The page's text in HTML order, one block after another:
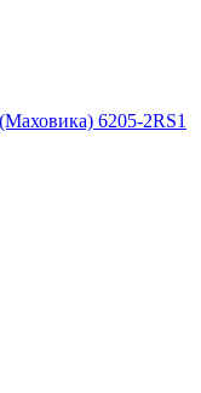
6205-2RS1